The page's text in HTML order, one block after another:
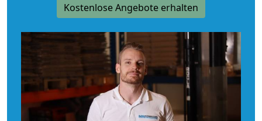
Kostenlose Angebote erhalten